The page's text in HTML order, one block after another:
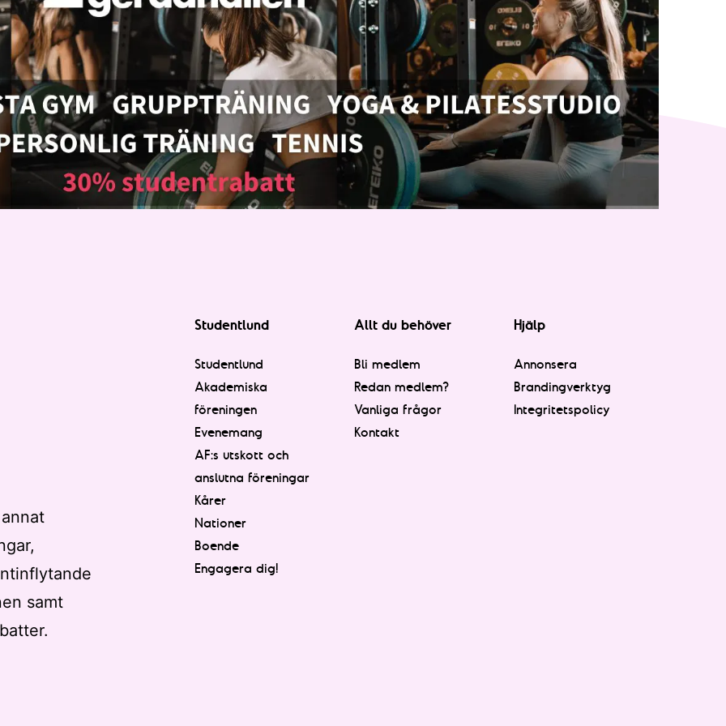
samt
Studentlund
Studentlund
Akademiska
föreningen
Evenemang
AF:s utskott och
anslutna föreningar
Kårer
Nationer
Boende
Engagera dig!
Allt du behöver
Bli medlem
Redan medlem?
Vanliga frågor
Kontakt
Hjälp
Annonsera
Brandingverktyg
Integritetspolicy